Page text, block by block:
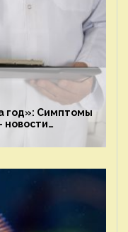
год»: Симптомы